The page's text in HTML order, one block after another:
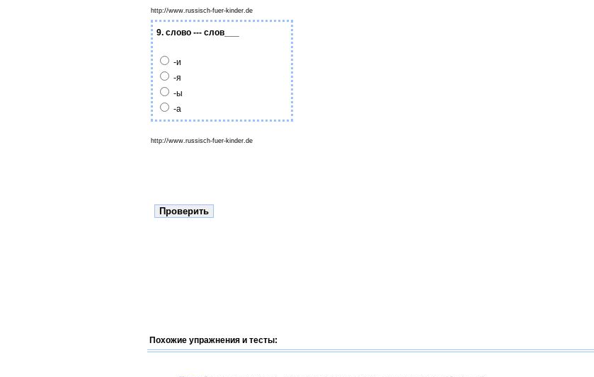
http://www.russisch-fuer-kinder.de
9. слово --- слов___
-и
-я
-ы
-а
http://www.russisch-fuer-kinder.de
Похожие упражнения и тесты: